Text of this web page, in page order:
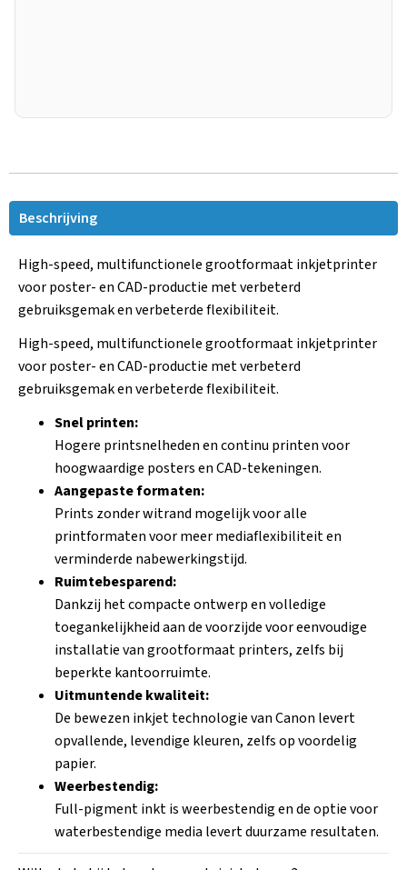
Beschrijving
High-speed, multifunctionele grootformaat inkjetprinter
voor poster- en CAD-productie met verbeterd
gebruiksgemak en verbeterde flexibiliteit.
High-speed, multifunctionele grootformaat inkjetprinter
voor poster- en CAD-productie met verbeterd
gebruiksgemak en verbeterde flexibiliteit.
Snel printen:
Hogere printsnelheden en continu printen voor
hoogwaardige posters en CAD-tekeningen.
Aangepaste formaten:
Prints zonder witrand mogelijk voor alle
printformaten voor meer mediaflexibiliteit en
verminderde nabewerkingstijd.
Ruimtebesparend:
Dankzij het compacte ontwerp en volledige
toegankelijkheid aan de voorzijde voor eenvoudige
installatie van grootformaat printers, zelfs bij
beperkte kantoorruimte.
Uitmuntende kwaliteit:
De bewezen inkjet technologie van Canon levert
opvallende, levendige kleuren, zelfs op voordelig
papier.
Weerbestendig:
Full-pigment inkt is weerbestendig en de optie voor
waterbestendige media levert duurzame resultaten.